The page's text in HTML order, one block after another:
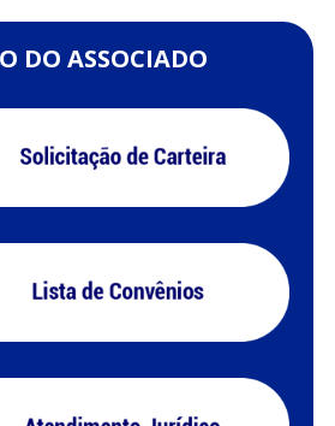
DO ASSOCIADO